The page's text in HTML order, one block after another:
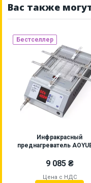
Вас также
Бестселлер
Инфракрасный
преднагреватель
9 085 ₴
Цена с НДС